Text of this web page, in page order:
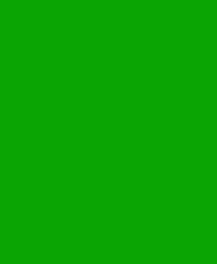
destacam como
sucesso coletivo. O